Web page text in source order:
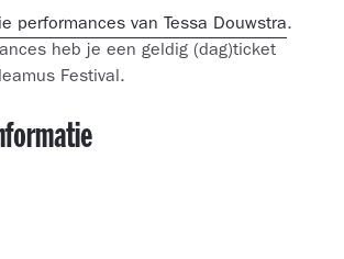
performances van Tessa Douwstra.
heb je een geldig (dag)ticket
Festival.